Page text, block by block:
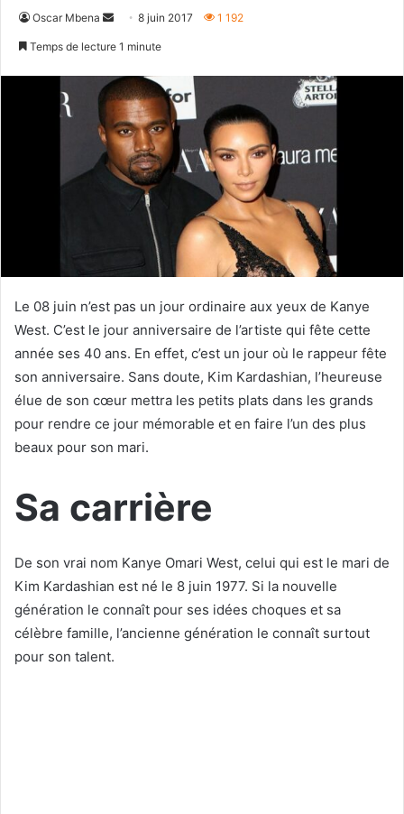
Oscar Mbena
Envoyer8 juin 2017 1 192
Temps de lecture 1 minute
Le 08 juin n’est pas un jour ordinaire aux yeux de Kanye
West. C’est le jour anniversaire de l’artiste qui fête cette
année ses 40 ans. En effet, c’est un jour où le rappeur fête
son anniversaire. Sans doute, Kim Kardashian, l’heureuse
élue de son cœur mettra les petits plats dans les grands
pour rendre ce jour mémorable et en faire l’un des plus
beaux pour son mari.
Sa carrière
De son vrai nom Kanye Omari West, celui qui est le mari de
Kim Kardashian est né le 8 juin 1977. Si la nouvelle
génération le connaît pour ses idées choques et sa
célèbre famille, l’ancienne génération le connaît surtout
pour son talent.